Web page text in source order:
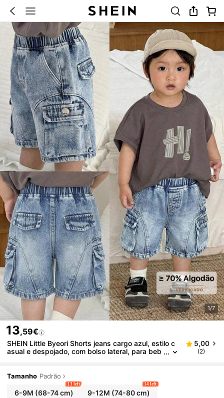
1/7
13,59€
SHEIN Little Byeori Shorts jeans cargo azul, estilo c
asual e despojado, com bolso lateral, para beb
e muito mais. Ideal para meninos de 2 anos, com es
tampas e estilo casual.
5,00
(2)
Tamanho Padrão
6-9M (68-74 cm)
13 left
9-12M (74-80 cm)
14 left